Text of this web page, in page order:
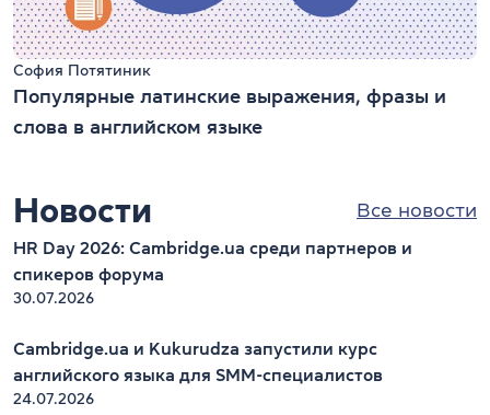
София Потятиник
Популярные латинские выражения, фразы и
слова в английском языке
Новости Все новости
HR Day 2026: Cambridge.ua среди партнеров и
спикеров форума
30.07.2026
Cambridge.ua и Kukurudza запустили курс
английского языка для SMM-специалистов
24.07.2026